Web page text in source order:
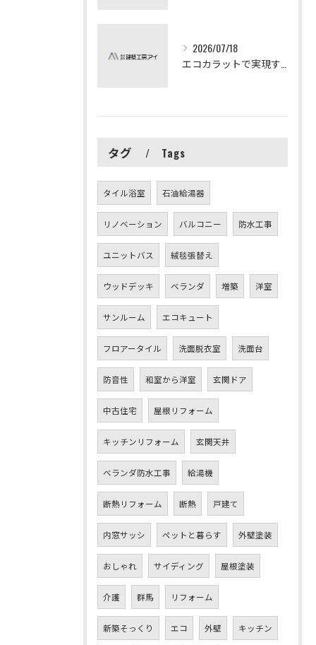
2026/07/18
タグ Tags
タイル浴室 石油給湯器
リノベーション バルコニー 防水工事
ユニットバス 絨毯張替え
ウッドデッキ ベランダ 増築 洋室
サンルーム エコキュート
フロアータイル 洗面脱衣室 洗面台
防音性 和室から洋室 玄関ドア
中古住宅 屋根リフォーム
キッチンリフォーム 玄関天井
ベランダ防水工事 給湯機
断熱リフォーム 断熱 戸建て
内窓サッシ ペットと暮らす 外壁塗装
おしゃれ サイディング 屋根塗装
介護 群馬 リフォーム
新築そっくり エコ 外壁 キッチン